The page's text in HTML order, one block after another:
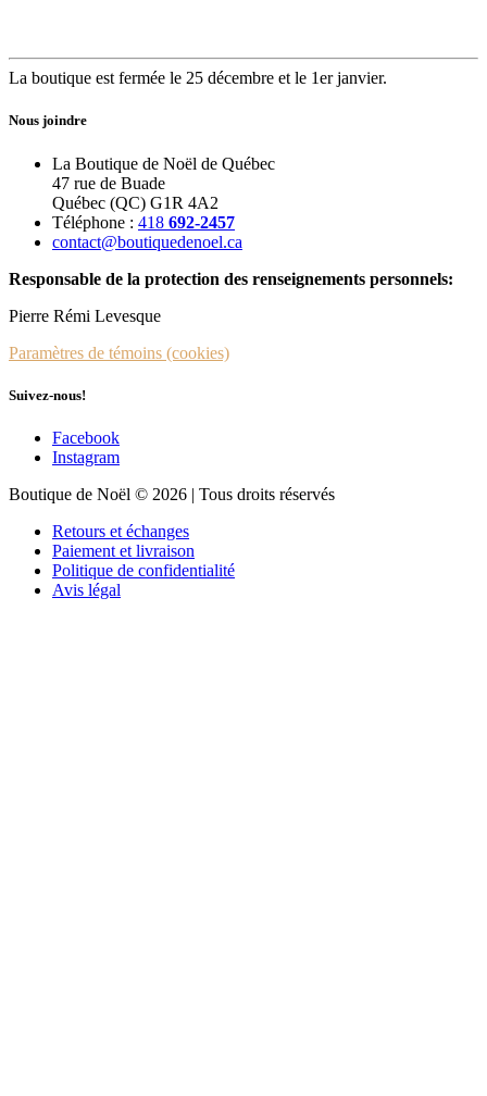
La boutique est fermée le 25 décembre et le 1er janvier.
Nous joindre
La Boutique de Noël de Québec
47 rue de Buade
Québec (QC) G1R 4A2
Téléphone : 418 692-2457
contact@boutiquedenoel.ca
Responsable de la protection des renseignements personnels:
Pierre Rémi Levesque
Paramètres de témoins (cookies)
Suivez-nous!
Facebook
Instagram
Boutique de Noël © 2026 | Tous droits réservés
Retours et échanges
Paiement et livraison
Politique de confidentialité
Avis légal